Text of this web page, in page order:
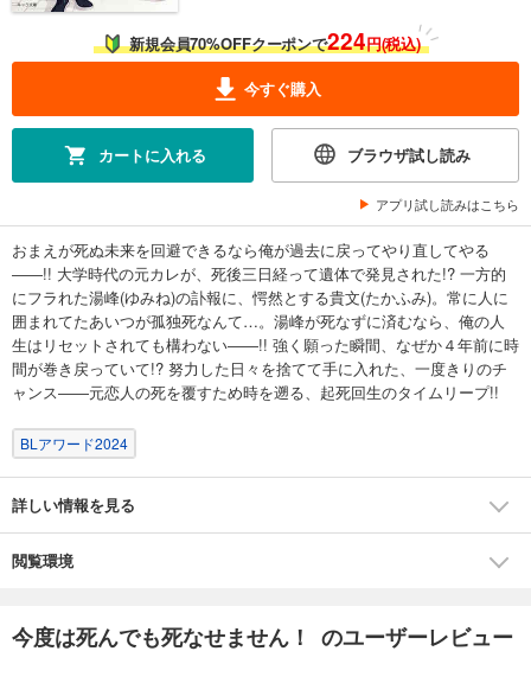
新規会員70%OFFクーポンで224円(税込)
今すぐ購入
カートに入れる ブラウザ試し読み
アプリ試し読みはこちら
おまえが死ぬ未来を回避できるなら俺が過去に戻ってやり直してやる
――!! 大学時代の元カレが、死後三日経って遺体で発見された!? 一方的
にフラれた湯峰(ゆみね)の訃報に、愕然とする貴文(たかふみ)。常に人に
囲まれてたあいつが孤独死なんて…。湯峰が死なずに済むなら、俺の人
生はリセットされても構わない――!! 強く願った瞬間、なぜか４年前に時
間が巻き戻っていて!? 努力した日々を捨てて手に入れた、一度きりのチ
ャンス――元恋人の死を覆すため時を遡る、起死回生のタイムリープ!!
BLアワード2024
詳しい情報を見る
閲覧環境
今度は死んでも死なせません！ のユーザーレビュー